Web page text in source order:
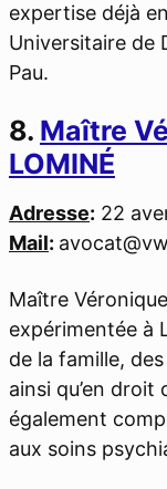
expertise déjà
Universitaire de
Pau.
8. Maître
LOMINÉ
Adresse: 22
Mail:
Maître
expérimentée à
de la famille,
ainsi qu’en
également
aux soins